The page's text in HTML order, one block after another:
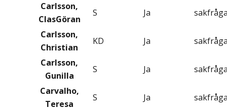
Carlsson,
ClasGöran
S Ja
Carlsson,
Christian
KD Ja
Carlsson,
Gunilla
S Ja
Carvalho,
Teresa
S Ja